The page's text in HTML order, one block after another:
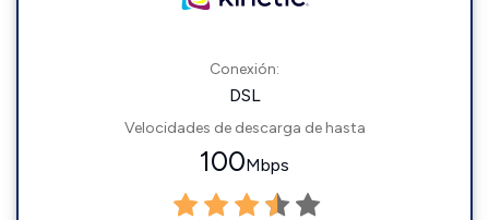
Conexión:
DSL
Velocidades de descarga de hasta
100Mbps